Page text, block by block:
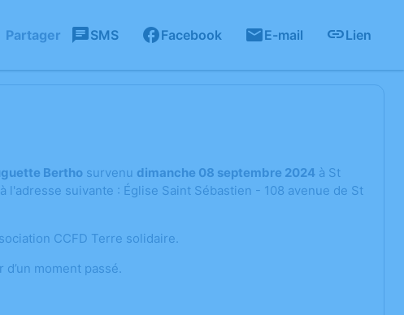
Partager SMS Facebook E-mail Lien
Bertho survenu dimanche 08 septembre 2024 à St
suivante : Église Saint Sébastien - 108 avenue de St
CCFD Terre solidaire.
moment passé.